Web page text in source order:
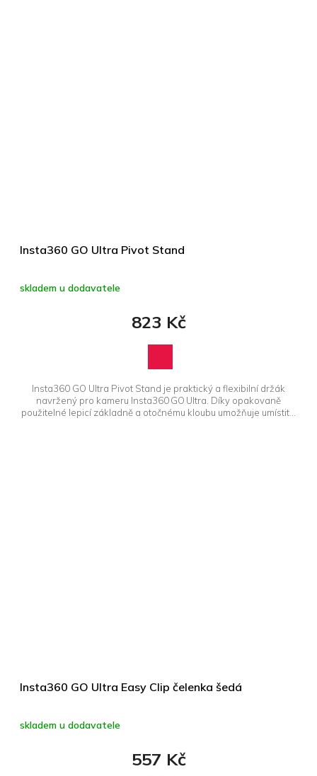
Insta360 GO Ultra Pivot Stand
skladem u dodavatele
823 Kč
Insta360 GO Ultra Pivot Stand je praktický a flexibilní držák
navržený pro kameru Insta360 GO Ultra. Díky opakovaně
použitelné lepicí základně a otočnému kloubu umožňuje umístit...
Insta360 GO Ultra Easy Clip čelenka šedá
skladem u dodavatele
557 Kč